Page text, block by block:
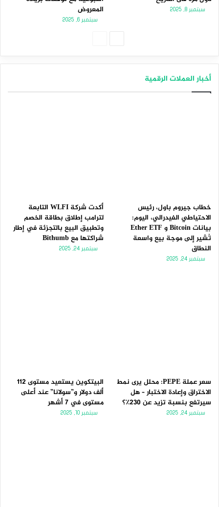
سبتمبر 8, 2025
المعروض
سبتمبر 6, 2025
أخبار العملات الرقمية
خطاب جيروم باول، رئيس
الاحتياطي الفيدرالي، اليوم:
بيانات Bitcoin و Ether ETF
تُشير إلى موجة بيع واسعة
النطاق
سبتمبر 24, 2025
أكدت شركة WLFI التابعة
لترامب إطلاق بطاقة الخصم
وتطبيق البيع بالتجزئة في إطار
شراكتها مع Bithumb
سبتمبر 24, 2025
سعر عملة PEPE: محلل يرى نمط
الاختراق وإعادة الاختبار – هل
سيرتفع بنسبة تزيد عن 230٪؟
سبتمبر 24, 2025
البيتكوين يستعيد مستوى 112
ألف دولار و”سولانا” عند أعلى
مستوى في 7 أشهر
سبتمبر 10, 2025